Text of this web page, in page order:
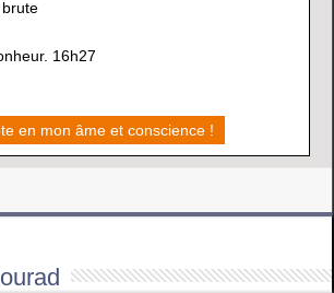
16h27
en mon âme et conscience !